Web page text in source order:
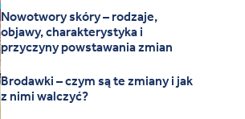
Nowotwory skóry – rodzaje,
objawy, charakterystyka i
przyczyny powstawania zmian
Brodawki – czym są te zmiany i jak
z nimi walczyć?